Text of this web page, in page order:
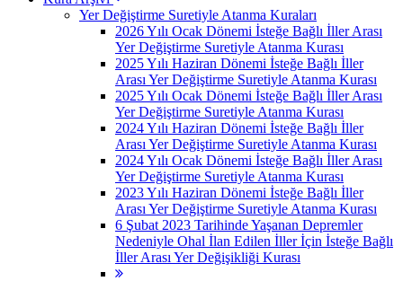
Yer Değiştirme Suretiyle Atanma Kuraları
2026 Yılı Ocak Dönemi İsteğe Bağlı İller Arası
Yer Değiştirme Suretiyle Atanma Kurası
2025 Yılı Haziran Dönemi İsteğe Bağlı İller
Arası Yer Değiştirme Suretiyle Atanma Kurası
2025 Yılı Ocak Dönemi İsteğe Bağlı İller Arası
Yer Değiştirme Suretiyle Atanma Kurası
2024 Yılı Haziran Dönemi İsteğe Bağlı İller
Arası Yer Değiştirme Suretiyle Atanma Kurası
2024 Yılı Ocak Dönemi İsteğe Bağlı İller Arası
Yer Değiştirme Suretiyle Atanma Kurası
2023 Yılı Haziran Dönemi İsteğe Bağlı İller
Arası Yer Değiştirme Suretiyle Atanma Kurası
6 Şubat 2023 Tarihinde Yaşanan Depremler
Nedeniyle Ohal İlan Edilen İller İçin İsteğe Bağlı
İller Arası Yer Değişikliği Kurası